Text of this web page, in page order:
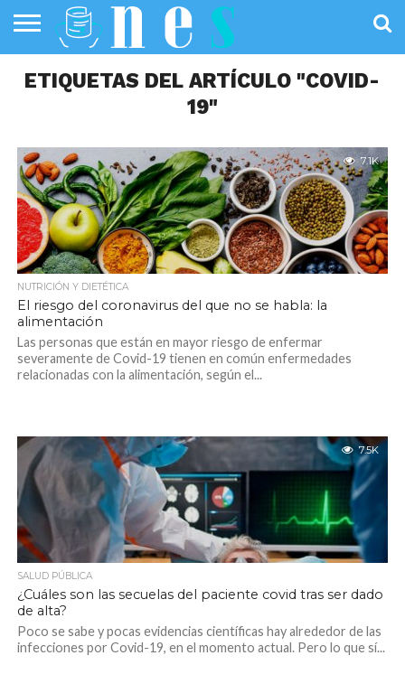
PÚBLICA
SANIDAD
INVESTIGACIÓN
ENTREVISTAS
PROFESIONALES
DE LA SALUD
INFOGRAFÍAS
DE SALUD
OPINIÓN
ETIQUETAS DEL ARTÍCULO "COVID-
19"
7.1K
NUTRICIÓN Y DIETÉTICA
El riesgo del coronavirus del que no se habla: la
alimentación
Las personas que están en mayor riesgo de enfermar
severamente de Covid-19 tienen en común enfermedades
relacionadas con la alimentación, según el...
7.5K
SALUD PÚBLICA
¿Cuáles son las secuelas del paciente covid tras ser dado
de alta?
Poco se sabe y pocas evidencias científicas hay alrededor de las
infecciones por Covid-19, en el momento actual. Pero lo que sí...